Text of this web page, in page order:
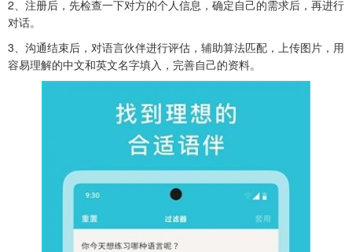
2、注册后，先检查一下对方的个人信息，确定自己的需求后，再进行
对话。
3、沟通结束后，对语言伙伴进行评估，辅助算法匹配，上传图片，用
容易理解的中文和英文名字填入，完善自己的资料。